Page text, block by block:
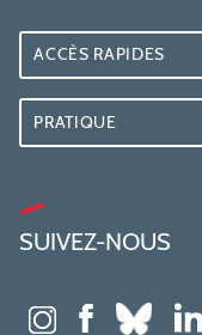
ACCÈS RAPIDES
PRATIQUE
SUIVEZ-NOUS